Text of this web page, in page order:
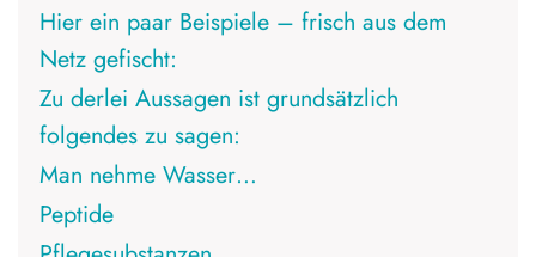
Hier ein paar Beispiele – frisch aus dem
Netz gefischt:
Zu derlei Aussagen ist grundsätzlich
folgendes zu sagen:
Man nehme Wasser…
Peptide